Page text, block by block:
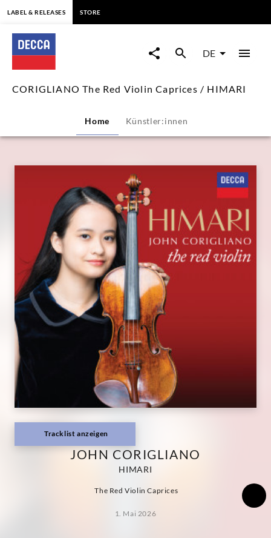
CORIGLIANO
The
Red
Caprices
HIMARI
Decca
Classics
LABEL & RELEASES STORE
DE
CORIGLIANO The Red Violin Caprices / HIMARI
Home Künstler:innen
Tracklist anzeigen
JOHN CORIGLIANO
HIMARI
The Red Violin Caprices
1. Mai 2026